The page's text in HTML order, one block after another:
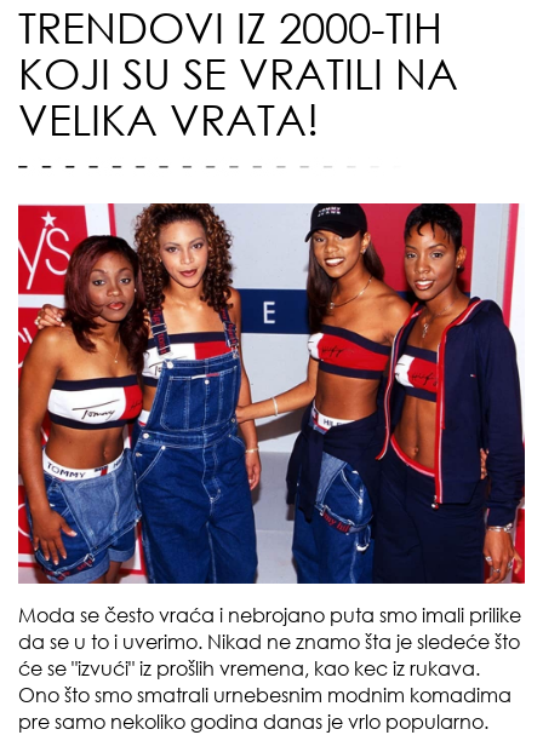
TRENDOVI IZ 2000-TIH
KOJI SU SE VRATILI NA
VELIKA VRATA!
Moda se često vraća i nebrojano puta smo imali prilike
da se u to i uverimo. Nikad ne znamo šta je sledeće što
će se "izvući" iz prošlih vremena, kao kec iz rukava.
Ono što smo smatrali urnebesnim modnim komadima
pre samo nekoliko godina danas je vrlo popularno.